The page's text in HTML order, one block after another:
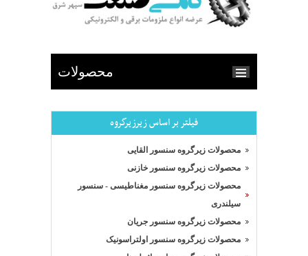
محصولات
فیلتر بر اساس زیرزیرگروه
محصولات زیرگروه سنسور القایی
محصولات زیرگروه سنسور خازنی
محصولات زیرگروه سنسور مغناطیسی - سنسور
سیلندری
محصولات زیرگروه سنسور جریان
محصولات زیرگروه سنسور اولتراسونیک